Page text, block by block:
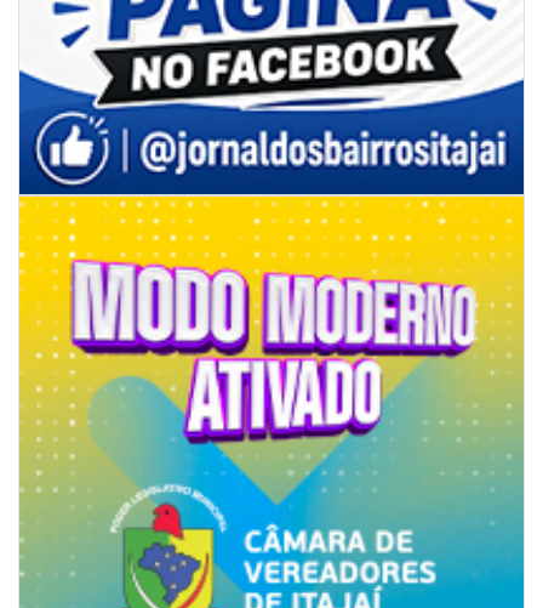
08/08/2026 | 07:00
8º Capoezade promove semana de oficinas gratuitas e atividades
culturais em Itajaí
GERAL